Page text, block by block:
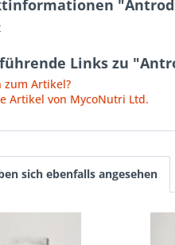
Links zu
zum Artikel?
Artikel von MycoNutri Ltd.
sich ebenfalls angesehen